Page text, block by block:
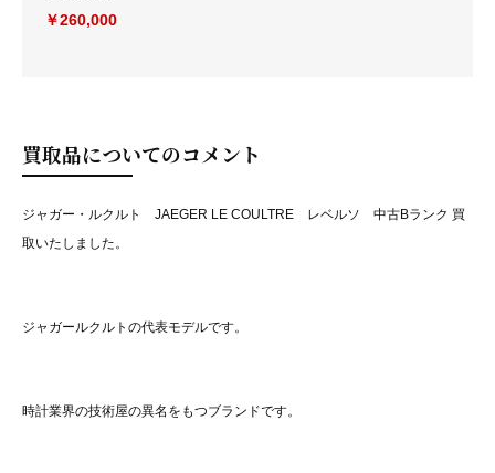
￥260,000
買取品についてのコメント
ジャガー・ルクルト JAEGER LE COULTRE レベルソ 中古Bランク 買
取いたしました。
ジャガールクルトの代表モデルです。
時計業界の技術屋の異名をもつブランドです。